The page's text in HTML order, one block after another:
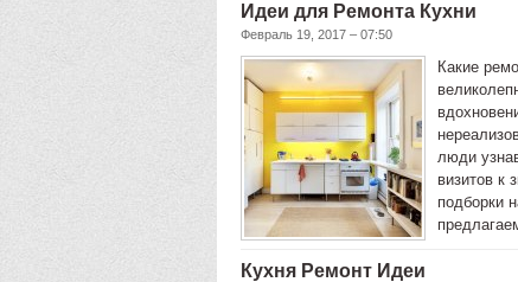
Идеи для Ремонта Кухни
Февраль 19, 2017 – 07:50
Какие
люди
визитов к
подборки
Кухня Ремонт Идеи